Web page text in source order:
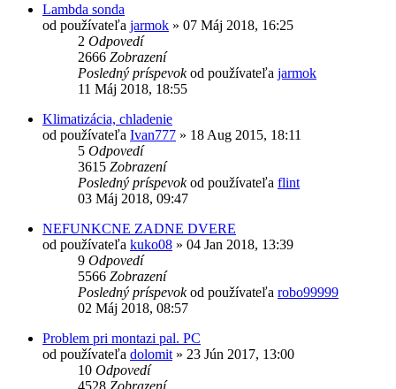
Lambda sonda
od používateľa jarmok » 07 Máj 2018, 16:25
2 Odpovedí
2666 Zobrazení
Posledný príspevokod používateľa jarmok
11 Máj 2018, 18:55
Klimatizácia, chladenie
od používateľa Ivan777 » 18 Aug 2015, 18:11
5 Odpovedí
3615 Zobrazení
Posledný príspevokod používateľa flint
03 Máj 2018, 09:47
NEFUNKCNE ZADNE DVERE
od používateľa kuko08 » 04 Jan 2018, 13:39
9 Odpovedí
5566 Zobrazení
Posledný príspevokod používateľa robo99999
02 Máj 2018, 08:57
Problem pri montazi pal. PC
od používateľa dolomit » 23 Jún 2017, 13:00
10 Odpovedí
4528 Zobrazení